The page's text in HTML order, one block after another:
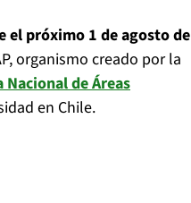
el próximo 1 de agosto de
organismo creado por la
Nacional de Áreas
en Chile.